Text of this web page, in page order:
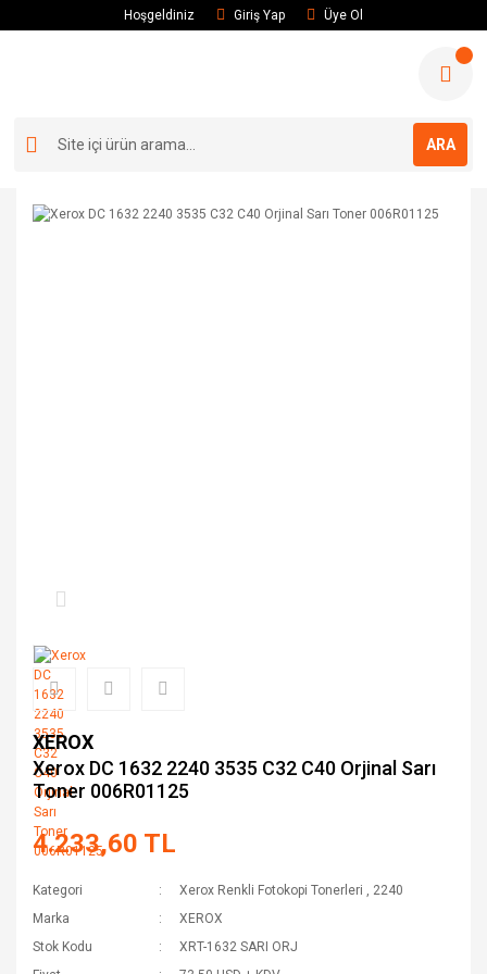
Hoşgeldiniz Giriş Yap Üye Ol
ARA
XEROX
Xerox DC 1632 2240 3535 C32 C40 Orjinal Sarı
Toner 006R01125
4.233,60 TL
Kategori Xerox Renkli Fotokopi Tonerleri , 2240
Marka
XEROX
Stok Kodu
XRT-1632 SARI ORJ